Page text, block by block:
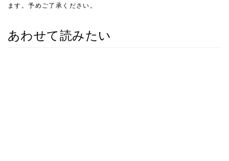
ます。予めご了承ください。
あわせて読みたい